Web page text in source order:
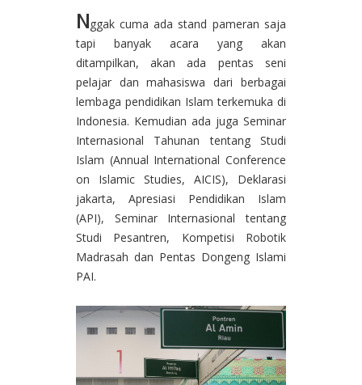
Nggak cuma ada stand pameran saja
tapi banyak acara yang akan
ditampilkan, akan ada pentas seni
pelajar dan mahasiswa dari berbagai
lembaga pendidikan Islam terkemuka di
Indonesia. Kemudian ada juga Seminar
Internasional Tahunan tentang Studi
Islam (Annual International Conference
on Islamic Studies, AICIS), Deklarasi
jakarta, Apresiasi Pendidikan Islam
(API), Seminar Internasional tentang
Studi Pesantren, Kompetisi Robotik
Madrasah dan Pentas Dongeng Islami
PAI.